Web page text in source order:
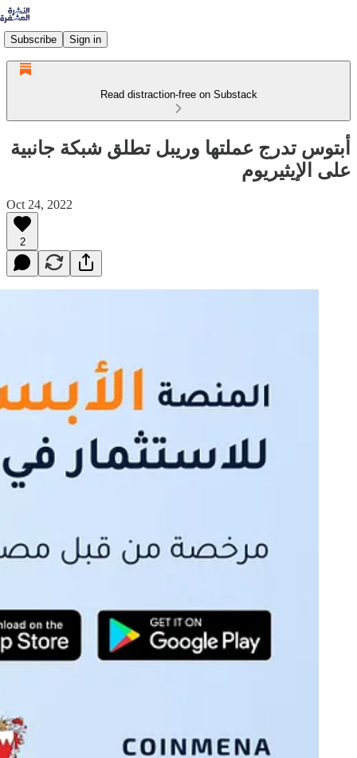
Subscribe Sign in
Read distraction-free on Substack
أبتوس تدرج عملتها وريبل تطلق شبكة جانبية
على الإيثيريوم
Oct 24, 2022
2